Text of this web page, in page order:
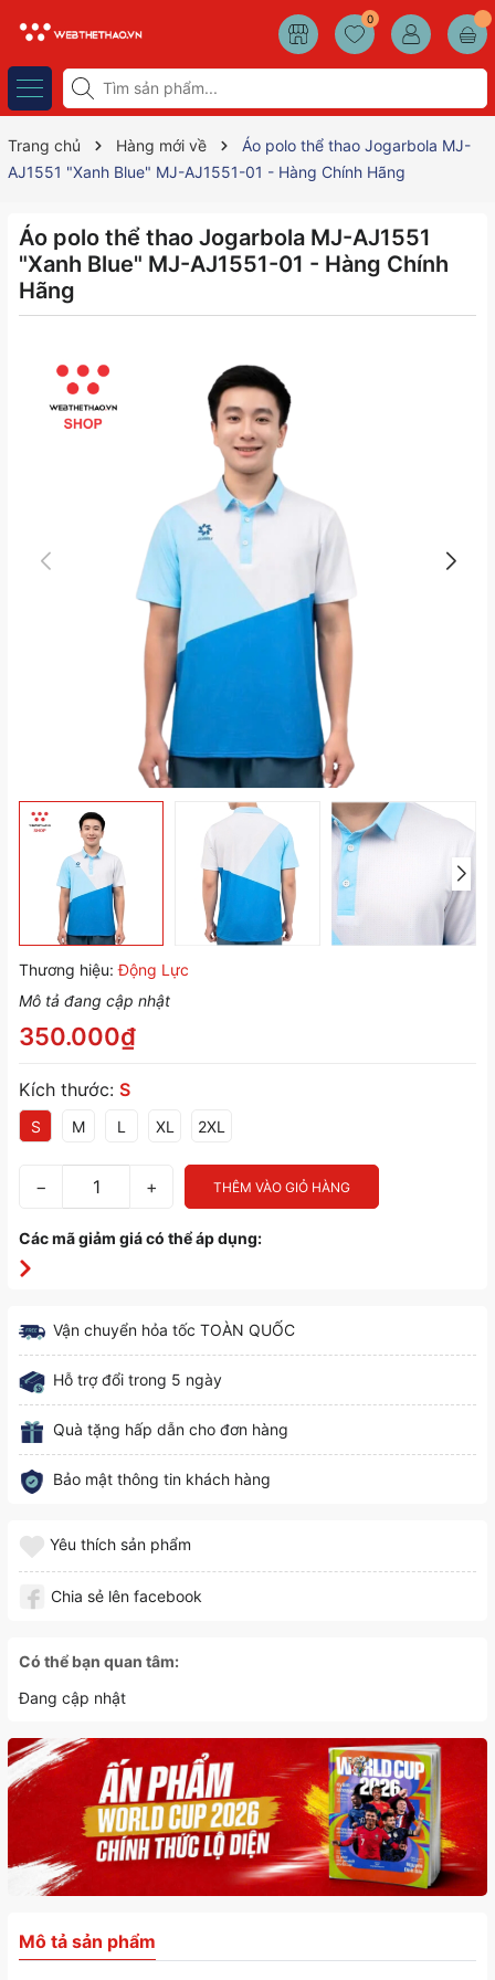
0
Trang chủ Hàng mới về
Áo polo thể thao Jogarbola MJ-
AJ1551 "Xanh Blue" MJ-AJ1551-01 - Hàng Chính Hãng
Áo polo thể thao Jogarbola MJ-AJ1551
"Xanh Blue" MJ-AJ1551-01 - Hàng Chính
Hãng
Thương hiệu: Động Lực
Mô tả đang cập nhật
350.000₫
Kích thước: S
S M L XL 2XL
− + THÊM VÀO GIỎ HÀNG
Các mã giảm giá có thể áp dụng:
Vận chuyển hỏa tốc TOÀN QUỐC
Hỗ trợ đổi trong 5 ngày
Quà tặng hấp dẫn cho đơn hàng
Bảo mật thông tin khách hàng
Yêu thích sản phẩm
Chia sẻ lên facebook
Có thể bạn quan tâm:
Đang cập nhật
Mô tả sản phẩm